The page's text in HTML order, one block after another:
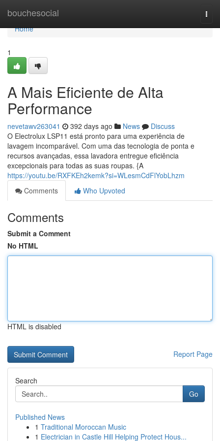
bouchesocial
Home
Home
1
A Mais Eficiente de Alta
Performance
nevetawv263041 392 days ago News
Discuss
O Electrolux LSP11 está pronto para uma experiência de
lavagem incomparável. Com uma das tecnologia de ponta e
recursos avançadas, essa lavadora entregue eficiência
excepcionais para todas as suas roupas. {A
https://youtu.be/RXFKEh2kemk?si=WLesmCdFlYobLhzm
Comments
Who Upvoted
Comments
Submit a Comment
No HTML
HTML is disabled
Report Page
Search
Go
Published News
1 Traditional Moroccan Music
1 Electrician in Castle Hill Helping Protect Hous...